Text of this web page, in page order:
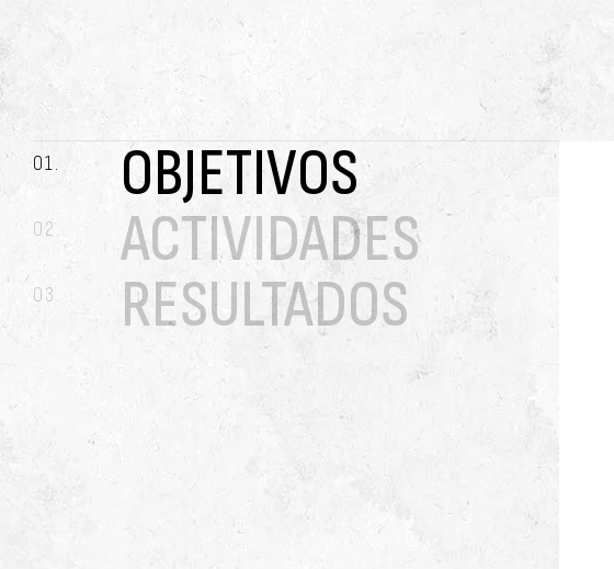
OBJETIVOS
ACTIVIDADES
RESULTADOS